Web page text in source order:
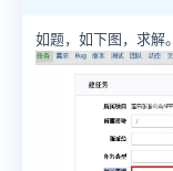
如题，如下图，求解。